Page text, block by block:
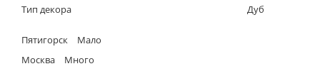
Тип декора
Дуб
Пятигорск
Мало
Москва
Много